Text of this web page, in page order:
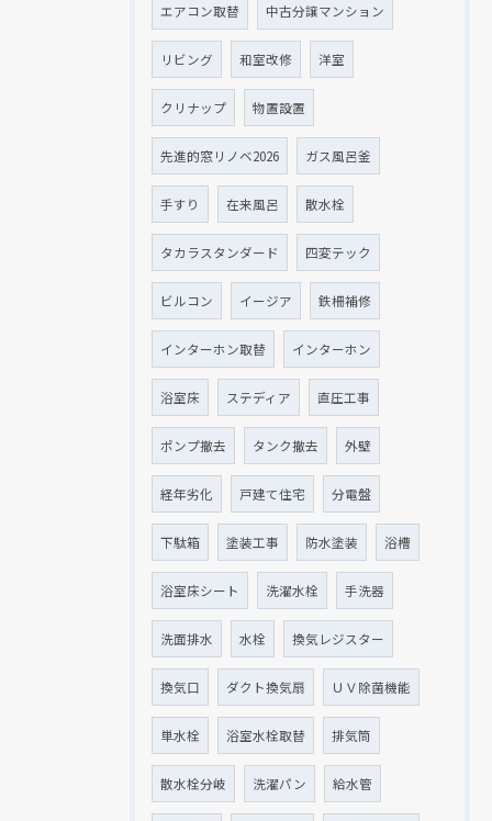
エアコン取替 中古分譲マンション
リビング 和室改修 洋室
クリナップ 物置設置
先進的窓リノベ2026 ガス風呂釜
手すり 在来風呂 散水栓
タカラスタンダード 四変テック
ビルコン イージア 鉄柵補修
インターホン取替 インターホン
浴室床 ステディア 直圧工事
ポンプ撤去 タンク撤去 外壁
経年劣化 戸建て住宅 分電盤
下駄箱 塗装工事 防水塗装 浴槽
浴室床シート 洗濯水栓 手洗器
洗面排水 水栓 換気レジスター
換気口 ダクト換気扇 ＵＶ除菌機能
単水栓 浴室水栓取替 排気筒
散水栓分岐 洗濯パン 給水管